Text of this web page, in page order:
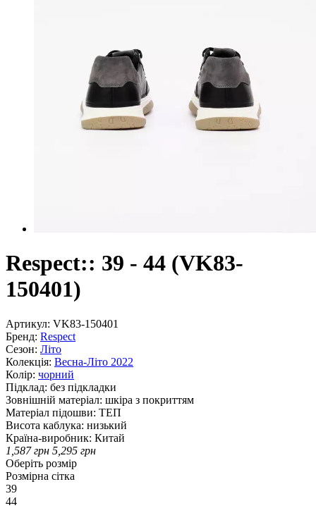
Respect:: 39 - 44 (VK83-
150401)
Артикул: VK83-150401
Бренд: Respect
Сезон: Літо
Колекція: Весна-Літо 2022
Колір: чорний
Підклад: без підкладки
Зовнішній матеріал: шкіра з покриттям
Матеріал підошви: ТЕП
Висота каблука: низький
Країна-виробник: Китай
1,587грн 5,295 грн
Оберіть розмір
Розмірна сітка
39
44